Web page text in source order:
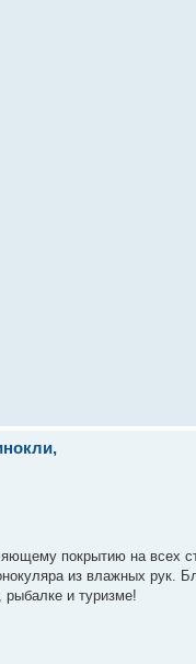
покрытию на всех
из влажных рук.
и туризме!